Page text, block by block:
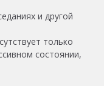
и другой
только
состоянии,